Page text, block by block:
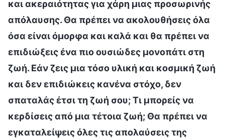
και ακεραιότητας για χάρη μιας προσωρινής
απόλαυσης. Θα πρέπει να ακολουθήσεις όλα
όσα είναι όμορφα και καλά και θα πρέπει να
επιδιώξεις ένα πιο ουσιώδες μονοπάτι στη
ζωή. Εάν ζεις μια τόσο υλική και κοσμική ζωή
και δεν επιδιώκεις κανένα στόχο, δεν
σπαταλάς έτσι τη ζωή σου; Τι μπορείς να
κερδίσεις από μια τέτοια ζωή; Θα πρέπει να
εγκαταλείψεις όλες τις απολαύσεις της